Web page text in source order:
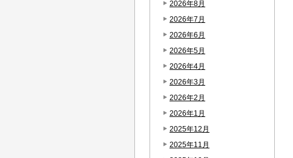
2026年8月
2026年7月
2026年6月
2026年5月
2026年4月
2026年3月
2026年2月
2026年1月
2025年12月
2025年11月